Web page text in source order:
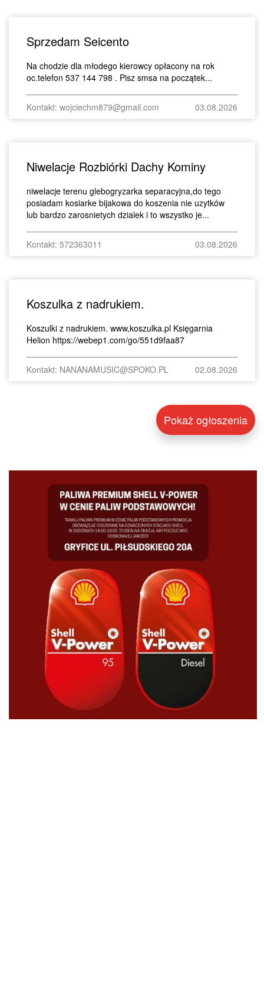
Sprzedam Seicento
Na chodzie dla młodego kierowcy opłacony na rok
oc.telefon 537 144 798 . Pisz smsa na początek...
Kontakt: wojciechm879@gmail.com 03.08.2026
Niwelacje Rozbiórki Dachy Kominy
niwelacje terenu glebogryzarka separacyjna,do tego
posiadam kosiarke bijakowa do koszenia nie uzytków
lub bardzo zarosnietych dzialek i to wszystko je...
Kontakt: 572363011 03.08.2026
Koszulka z nadrukiem.
Koszulki z nadrukiem. www,koszulka.pl Księgarnia
Helion https://webep1.com/go/551d9faa87
Kontakt: NANANAMUSIC@SPOKO.PL 02.08.2026
Pokaż ogłoszenia